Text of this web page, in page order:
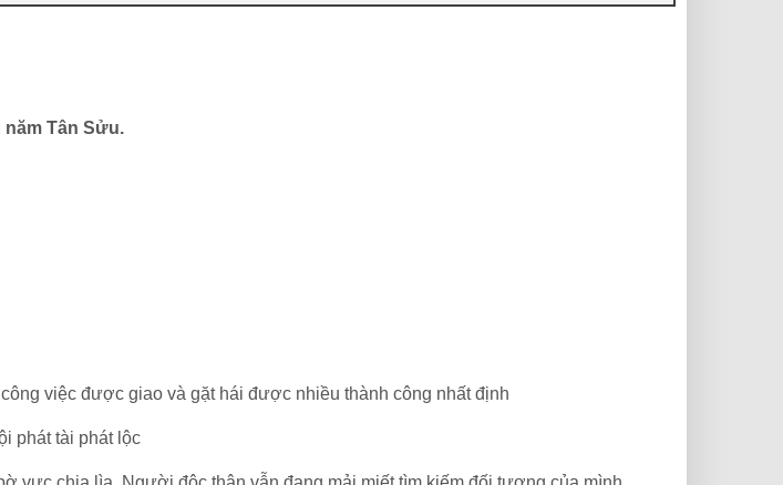
năm Tân Sửu.
việc được giao và gặt hái được nhiều thành công nhất định
phát tài phát lộc